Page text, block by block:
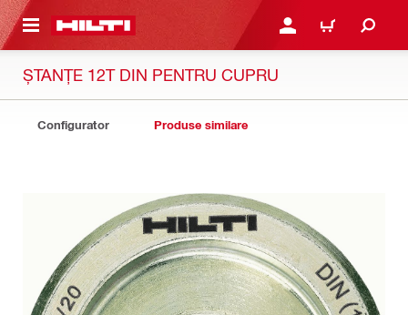
CONTENT CONECTARE SAU
COȘ
ȘTANȚE 12T DIN PENTRU CUPRU
Configurator Produse similare